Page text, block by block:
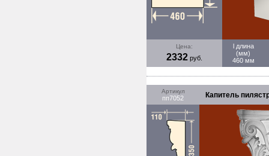
Цена:
2332 руб.
l длина
(мм)
460 мм
Артикул
пп7052 Капитель